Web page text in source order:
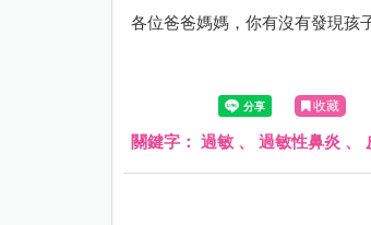
各位爸爸媽媽，你有沒有發現孩
收藏
關鍵字： 過敏 、 過敏性鼻炎 、